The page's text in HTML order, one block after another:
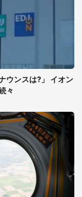
ウンスは?」 イオン
々